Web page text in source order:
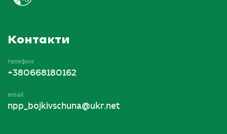
Контакти
телефон
+380668180162
email
npp_bojkivschuna@ukr.net